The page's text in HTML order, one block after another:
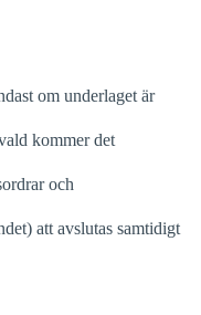
om underlaget är
kommer det
och
att avslutas samtidigt